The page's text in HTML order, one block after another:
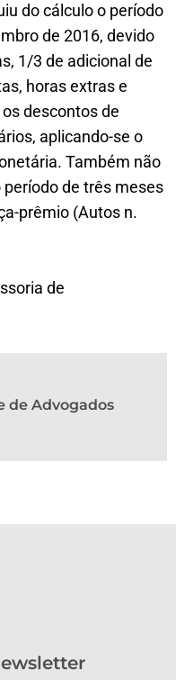
do cálculo o período
de 2016, devido
1/3 de adicional de
horas extras e
descontos de
aplicando-se o
Também não
de três meses
prêmio (Autos n.
de
de Advogados